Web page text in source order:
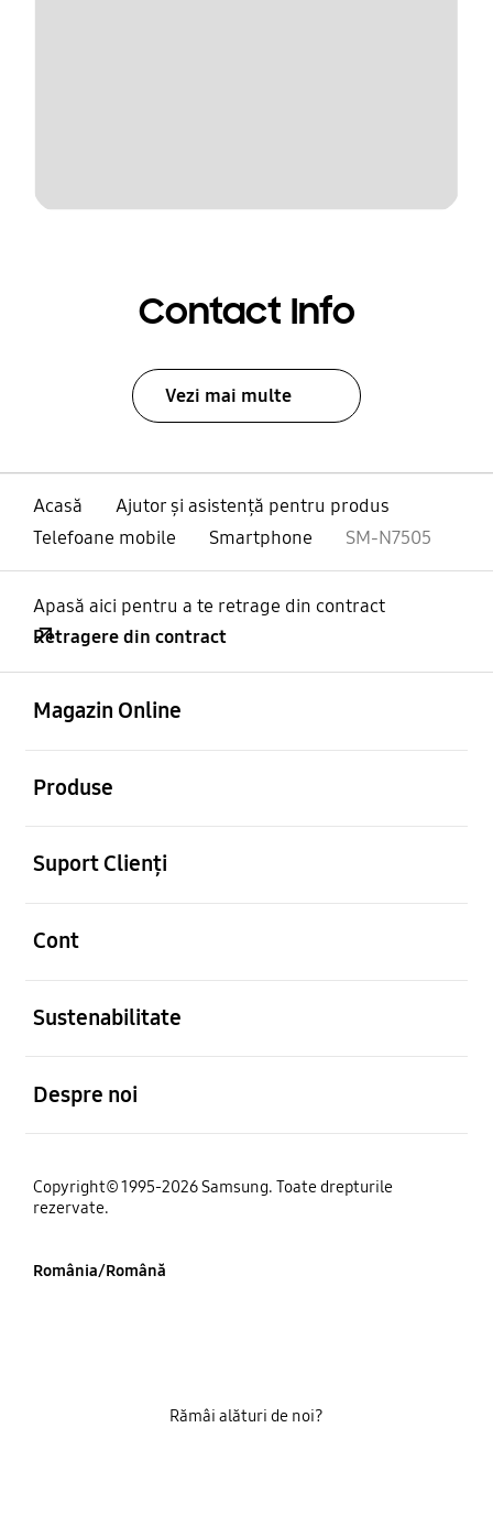
Contact Info
Vezi mai multe
Acasă
Ajutor și asistență pentru produs
Telefoane mobile
Smartphone SM-N7505
Apasă aici pentru a te retrage din contract
Retragere din contract
Magazin Online
Produse
Suport Clienți
Cont
Sustenabilitate
Despre noi
Copyright© 1995-2026 Samsung. Toate drepturile
rezervate.
România/Română
Rămâi alături de noi?